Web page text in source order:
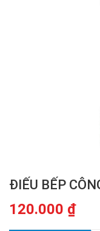
ĐIẾU BẾP
120.000 ₫